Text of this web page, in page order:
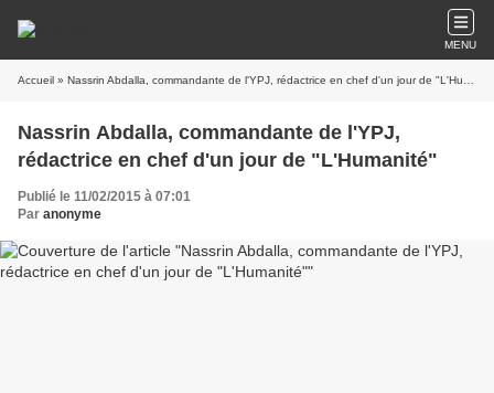
MENU
Accueil » Nassrin Abdalla, commandante de l'YPJ, rédactrice en chef d'un jour de "L'Humanité"
Nassrin Abdalla, commandante de l'YPJ,
rédactrice en chef d'un jour de "L'Humanité"
Publié le 11/02/2015 à 07:01
Par anonyme